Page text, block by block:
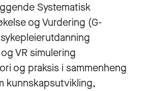
Systematisk
og Vurdering (G-
VR simulering
og praksis i sammenheng
kunnskapsutvikling,